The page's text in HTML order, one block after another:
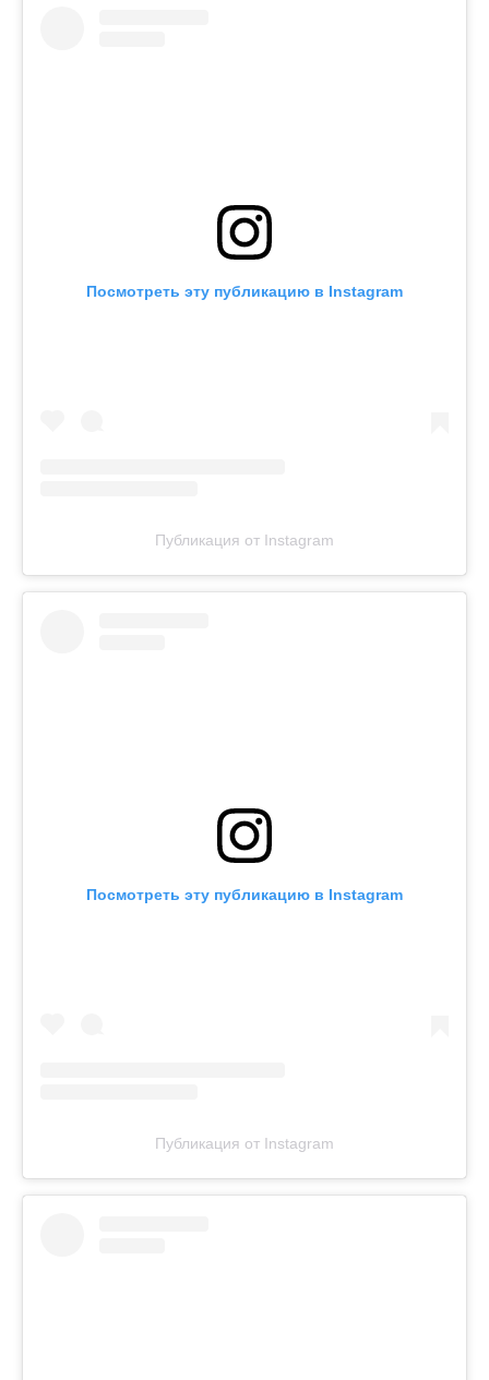
Посмотреть эту публикацию в Instagram
Публикация от Instagram
Посмотреть эту публикацию в Instagram
Публикация от Instagram